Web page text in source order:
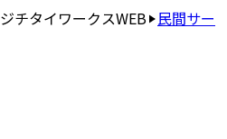
ジチタイワークスWEB 民間サー